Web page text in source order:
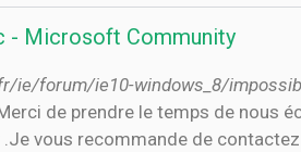
- Microsoft Community
forum/ie10-windows_8/
de prendre le temps de nous
vous recommande de